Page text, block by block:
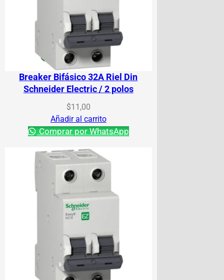
Breaker Bifásico 32A Riel Din
Schneider Electric / 2 polos
$11,00
Añadir al carrito
Comprar por WhatsApp